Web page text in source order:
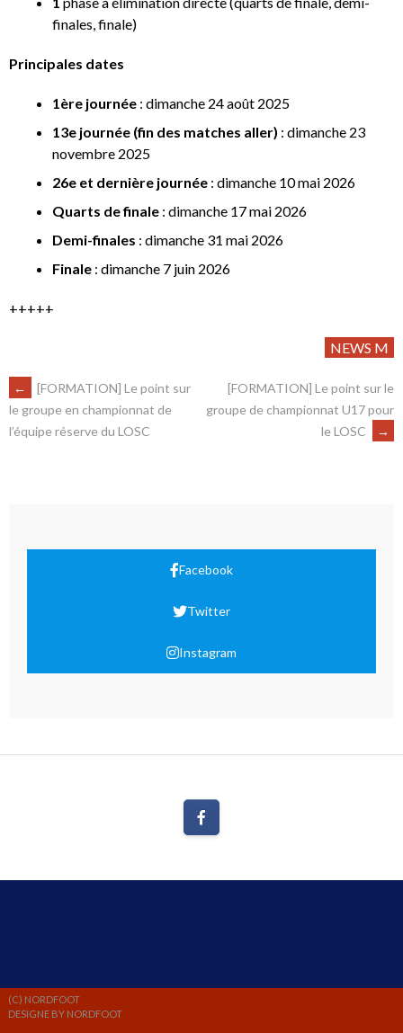
finales, finale)
Principales dates
1ère journée : dimanche 24 août 2025
13e journée (fin des matches aller) : dimanche 23
novembre 2025
26e et dernière journée : dimanche 10 mai 2026
Quarts de finale : dimanche 17 mai 2026
Demi-finales : dimanche 31 mai 2026
Finale : dimanche 7 juin 2026
+++++
NEWS M
←
[FORMATION] Le point sur
le groupe en championnat de
l’équipe réserve du LOSC
[FORMATION] Le point sur le
groupe de championnat U17 pour
le LOSC
→
Facebook
Twitter
Instagram
(C) NORDFOOT
DESIGNE BY NORDFOOT